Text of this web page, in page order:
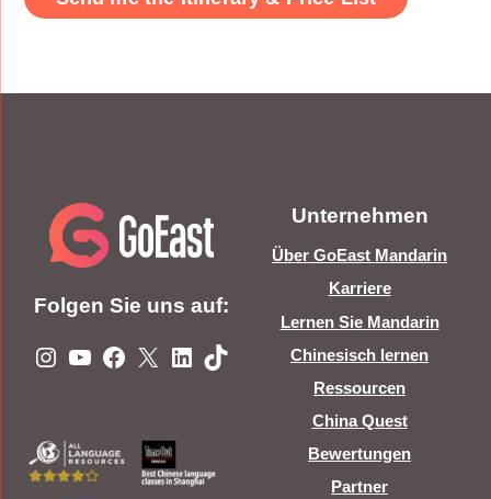
Folgen Sie uns auf:
Instagram
YouTube
Facebook
X LinkedIn
TikTok
Unternehmen
Über GoEast Mandarin
Karriere
Lernen Sie Mandarin
Chinesisch lernen
Ressourcen
China Quest
Bewertungen
Partner